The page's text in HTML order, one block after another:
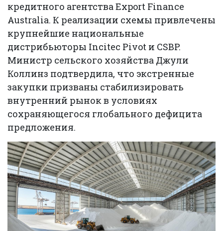
кредитного агентства Export Finance
Australia. К реализации схемы привлечены
крупнейшие национальные
дистрибьюторы Incitec Pivot и CSBP.
Министр сельского хозяйства Джули
Коллинз подтвердила, что экстренные
закупки призваны стабилизировать
внутренний рынок в условиях
сохраняющегося глобального дефицита
предложения.